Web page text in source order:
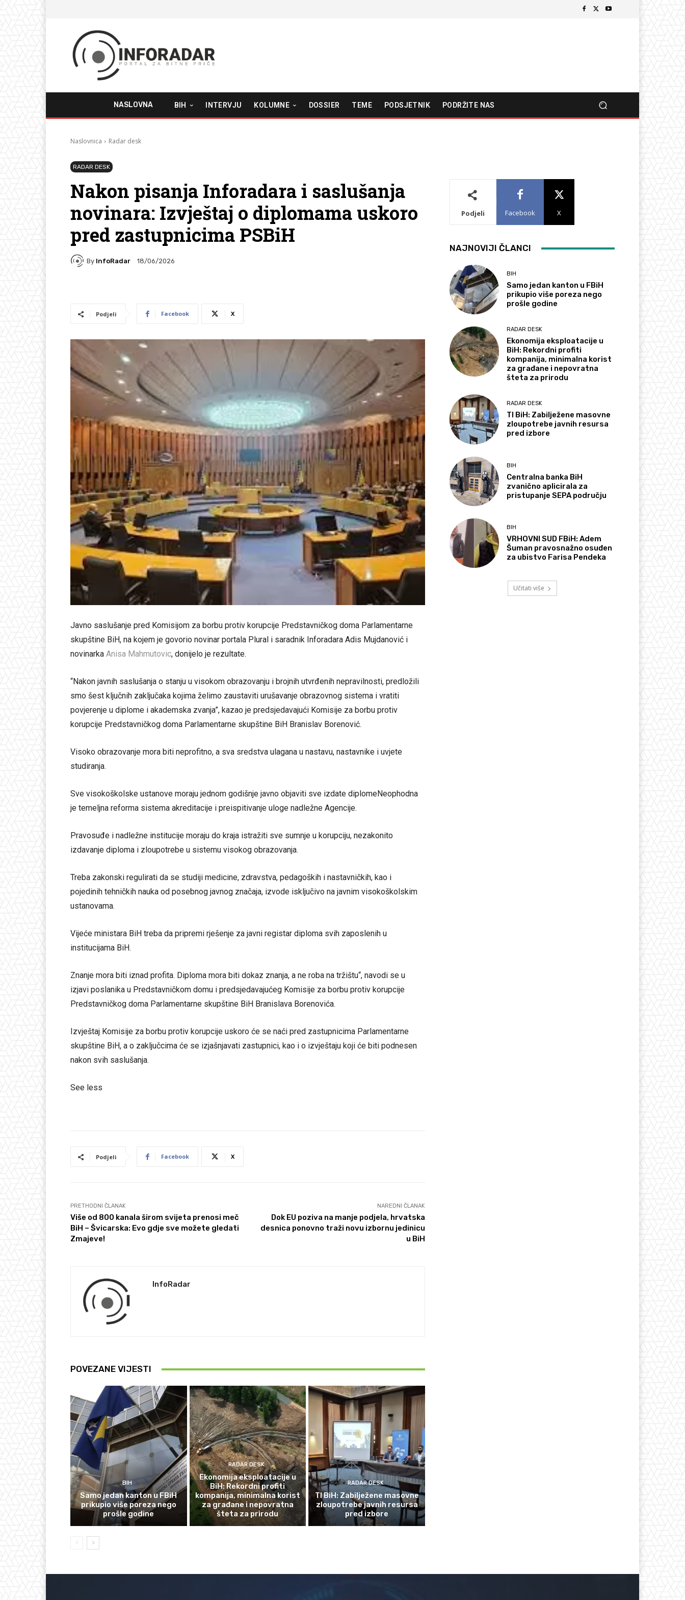
NASLOVNA BIH INTERVJU KOLUMNE DOSSIER TEME PODSJETNIK PODRŽITE NAS
Naslovnica Radar desk
RADAR DESK
Nakon pisanja Inforadara i saslušanja
novinara: Izvještaj o diplomama uskoro
pred zastupnicima PSBiH
By InfoRadar 18/06/2026
Podjeli Facebook X
Javno saslušanje pred Komisijom za borbu protiv korupcije Predstavničkog doma Parlamentarne
skupštine BiH, na kojem je govorio novinar portala Plural i saradnik Inforadara Adis Mujdanović i
novinarka Anisa Mahmutovic, donijelo je rezultate.
“Nakon javnih saslušanja o stanju u visokom obrazovanju i brojnih utvrđenih nepravilnosti, predložili
smo šest ključnih zaključaka kojima želimo zaustaviti urušavanje obrazovnog sistema i vratiti
povjerenje u diplome i akademska zvanja”, kazao je predsjedavajući Komisije za borbu protiv
korupcije Predstavničkog doma Parlamentarne skupštine BiH Branislav Borenović.
Visoko obrazovanje mora biti neprofitno, a sva sredstva ulagana u nastavu, nastavnike i uvjete
studiranja.
Sve visokoškolske ustanove moraju jednom godišnje javno objaviti sve izdate diplomeNeophodna
je temeljna reforma sistema akreditacije i preispitivanje uloge nadležne Agencije.
Pravosuđe i nadležne institucije moraju do kraja istražiti sve sumnje u korupciju, nezakonito
izdavanje diploma i zloupotrebe u sistemu visokog obrazovanja.
Treba zakonski regulirati da se studiji medicine, zdravstva, pedagoških i nastavničkih, kao i
pojedinih tehničkih nauka od posebnog javnog značaja, izvode isključivo na javnim visokoškolskim
ustanovama.
Vijeće ministara BiH treba da pripremi rješenje za javni registar diploma svih zaposlenih u
institucijama BiH.
Znanje mora biti iznad profita. Diploma mora biti dokaz znanja, a ne roba na tržištu“, navodi se u
izjavi poslanika u Predstavničkom domu i predsjedavajućeg Komisije za borbu protiv korupcije
Predstavničkog doma Parlamentarne skupštine BiH Branislava Borenovića.
Izvještaj Komisije za borbu protiv korupcije uskoro će se naći pred zastupnicima Parlamentarne
skupštine BiH, a o zaključcima će se izjašnjavati zastupnici, kao i o izvještaju koji će biti podnesen
nakon svih saslušanja.
See less
Podjeli Facebook X
PRETHODNI ČLANAK
Više od 800 kanala širom svijeta prenosi meč
BiH – Švicarska: Evo gdje sve možete gledati
Zmajeve!
NAREDNI ČLANAK
Dok EU poziva na manje podjela, hrvatska
desnica ponovno traži novu izbornu jedinicu
u BiH
InfoRadar
POVEZANE VIJESTI
BIH
Samo jedan kanton u FBiH
prikupio više poreza nego
prošle godine
RADAR DESK
Ekonomija eksploatacije u
BiH: Rekordni profiti
kompanija, minimalna korist
za građane i nepovratna
šteta za prirodu
RADAR DESK
TI BiH: Zabilježene masovne
zloupotrebe javnih resursa
pred izbore
Podjeli Facebook X
NAJNOVIJI ČLANCI
BIH
Samo jedan kanton u FBiH
prikupio više poreza nego
prošle godine
RADAR DESK
Ekonomija eksploatacije u
BiH: Rekordni profiti
kompanija, minimalna korist
za građane i nepovratna
šteta za prirodu
RADAR DESK
TI BiH: Zabilježene masovne
zloupotrebe javnih resursa
pred izbore
BIH
Centralna banka BiH
zvanično aplicirala za
pristupanje SEPA području
BIH
VRHOVNI SUD FBiH: Adem
Šuman pravosnažno osuđen
za ubistvo Farisa Pendeka
Učitati više